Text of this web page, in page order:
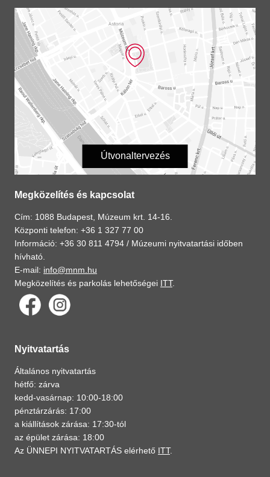
Útvonaltervezés
Megközelítés és kapcsolat
Cím: 1088 Budapest, Múzeum krt. 14-16.
Központi telefon: +36 1 327 77 00
Információ: +36 30 811 4794 / Múzeumi nyitvatartási időben
hívható.
E-mail: info@mnm.hu
Megközelítés és parkolás lehetőségei ITT.
Nyitvatartás
Általános nyitvatartás
hétfő: zárva
kedd-vasárnap: 10:00-18:00
pénztárzárás: 17:00
a kiállítások zárása: 17:30-tól
az épület zárása: 18:00
Az ÜNNEPI NYITVATARTÁS elérhető ITT.